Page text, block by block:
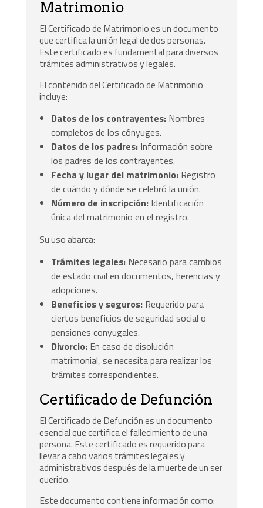
Matrimonio
El Certificado de Matrimonio es un documento
que certifica la unión legal de dos personas.
Este certificado es fundamental para diversos
trámites administrativos y legales.
El contenido del Certificado de Matrimonio
incluye:
Datos de los contrayentes: Nombres
completos de los cónyuges.
Datos de los padres: Información sobre
los padres de los contrayentes.
Fecha y lugar del matrimonio: Registro
de cuándo y dónde se celebró la unión.
Número de inscripción: Identificación
única del matrimonio en el registro.
Su uso abarca:
Trámites legales: Necesario para cambios
de estado civil en documentos, herencias y
adopciones.
Beneficios y seguros: Requerido para
ciertos beneficios de seguridad social o
pensiones conyugales.
Divorcio: En caso de disolución
matrimonial, se necesita para realizar los
trámites correspondientes.
Certificado de Defunción
El Certificado de Defunción es un documento
esencial que certifica el fallecimiento de una
persona. Este certificado es requerido para
llevar a cabo varios trámites legales y
administrativos después de la muerte de un ser
querido.
Este documento contiene información como: